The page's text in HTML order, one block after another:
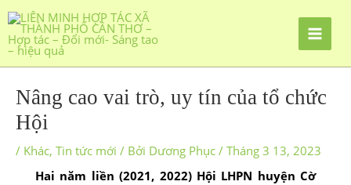
Nâng cao vai trò, uy tín của tổ chức
Hội
/ Khác, Tin tức mới / Bởi Dương Phục / Tháng 3 13, 2023
Hai năm liền (2021, 2022) Hội LHPN huyện Cờ